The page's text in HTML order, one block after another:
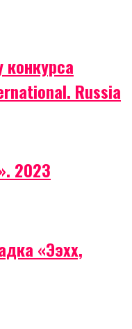
Russia
2023
«Ээхх,